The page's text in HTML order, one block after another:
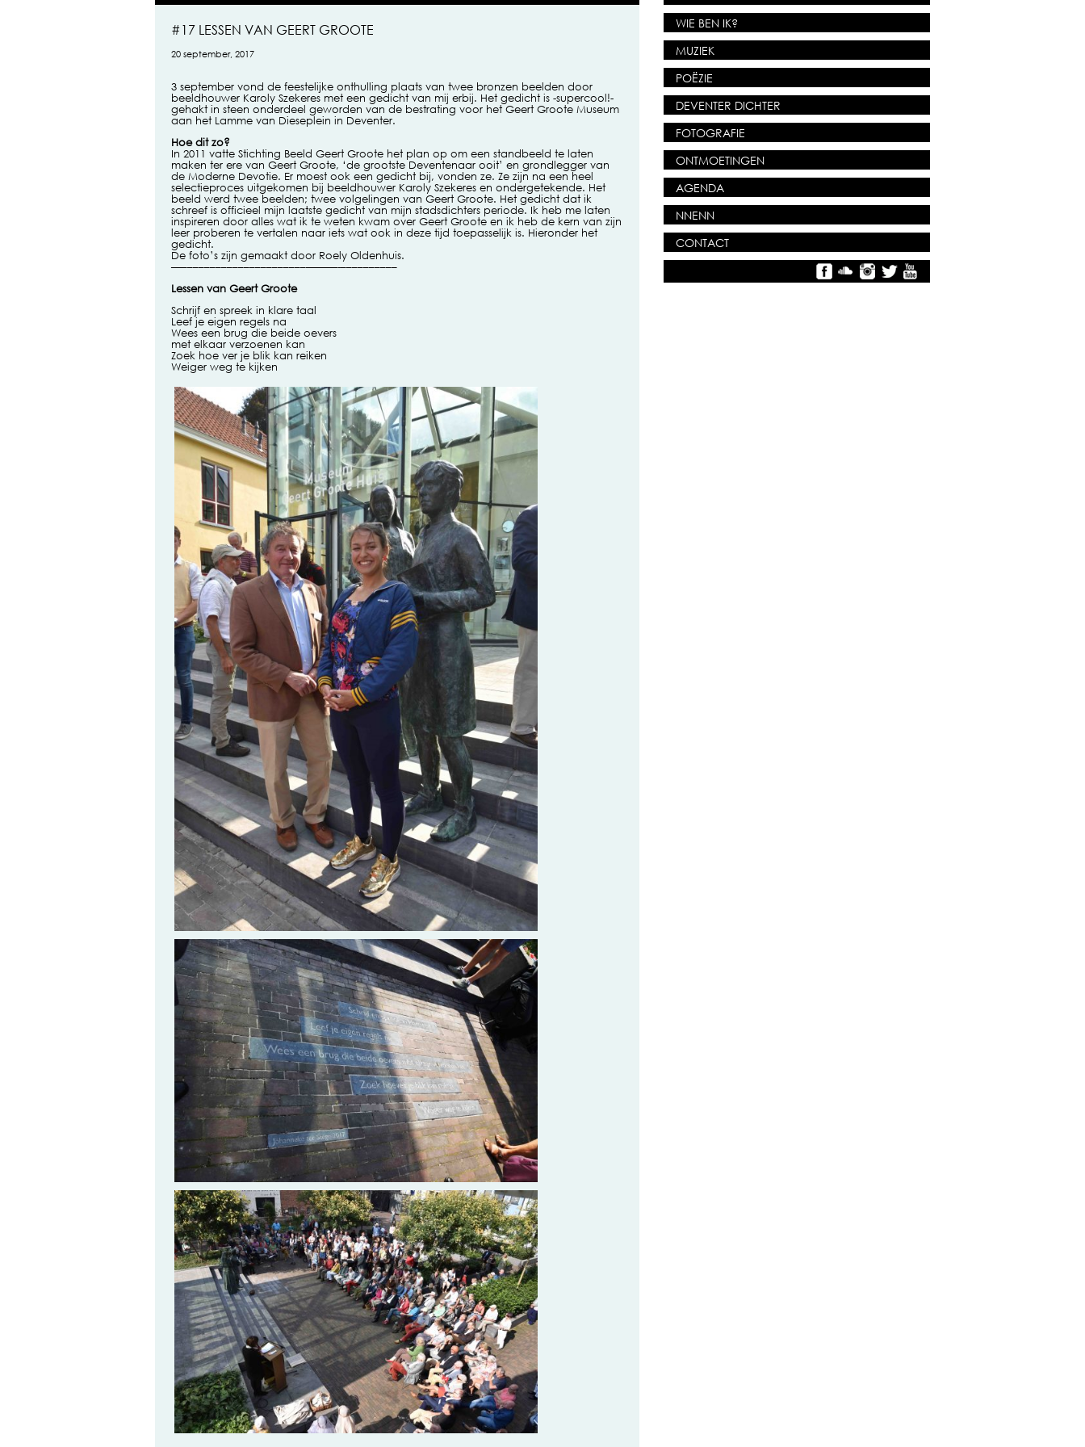
#17 LESSEN VAN GEERT GROOTE
20 september, 2017
3 september vond de feestelijke onthulling plaats van twee bronzen beelden door
beeldhouwer Karoly Szekeres met een gedicht van mij erbij. Het gedicht is -supercool!-
gehakt in steen onderdeel geworden van de bestrating voor het Geert Groote Museum
aan het Lamme van Dieseplein in Deventer.
Hoe dit zo?
In 2011 vatte Stichting Beeld Geert Groote het plan op om een standbeeld te laten
maken ter ere van Geert Groote, ‘de grootste Deventenaar ooit’ en grondlegger van
de Moderne Devotie. Er moest ook een gedicht bij, vonden ze. Ze zijn na een heel
selectieproces uitgekomen bij beeldhouwer Karoly Szekeres en ondergetekende. Het
beeld werd twee beelden; twee volgelingen van Geert Groote. Het gedicht dat ik
schreef is officieel mijn laatste gedicht van mijn stadsdichters periode. Ik heb me laten
inspireren door alles wat ik te weten kwam over Geert Groote en ik heb de kern van zijn
leer proberen te vertalen naar iets wat ook in deze tijd toepasselijk is. Hieronder het
gedicht.
De foto’s zijn gemaakt door Roely Oldenhuis.
—––––––––––––––––––––––———-––––––––––
Lessen van Geert Groote
Schrijf en spreek in klare taal
Leef je eigen regels na
Wees een brug die beide oevers
met elkaar verzoenen kan
Zoek hoe ver je blik kan reiken
Weiger weg te kijken
WIE BEN IK?
MUZIEK
POËZIE
DEVENTER DICHTER
FOTOGRAFIE
ONTMOETINGEN
AGENDA
NNENN
CONTACT